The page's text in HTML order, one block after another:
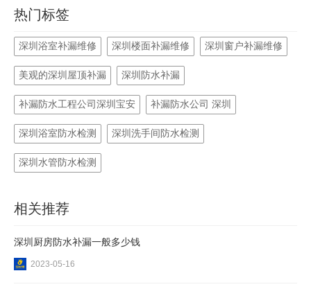
热门标签
深圳浴室补漏维修 深圳楼面补漏维修 深圳窗户补漏维修
美观的深圳屋顶补漏 深圳防水补漏
补漏防水工程公司深圳宝安 补漏防水公司 深圳
深圳浴室防水检测 深圳洗手间防水检测
深圳水管防水检测
相关推荐
深圳厨房防水补漏一般多少钱
2023-05-16